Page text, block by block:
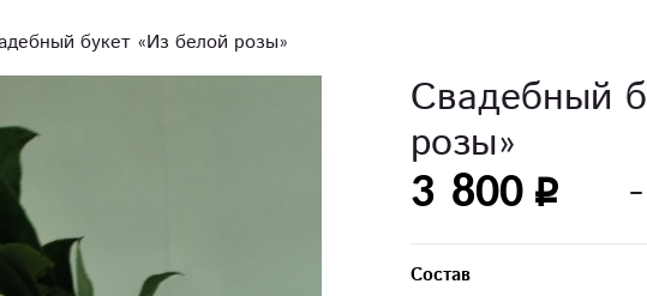
букет «Из белой розы»
Свадебный
розы»
3 800
Состав